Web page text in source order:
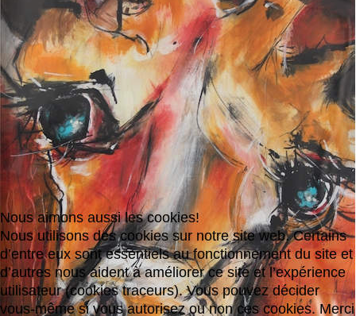
Nous aimons aussi les cookies!
Nous utilisons des cookies sur notre site web. Certains
d’entre eux sont essentiels au fonctionnement du site et
d’autres nous aident à améliorer ce site et l’expérience
utilisateur (cookies traceurs). Vous pouvez décider
vous-même si vous autorisez ou non ces cookies. Merci